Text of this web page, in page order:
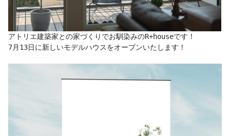
アトリエ建築家との家づくりでお馴染みのR+houseです！
7月13日に新しいモデルハウスをオープンいたします！